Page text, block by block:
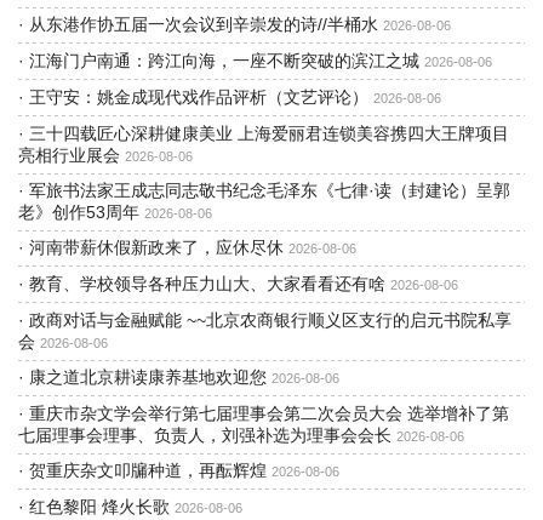
· 从东港作协五届一次会议到辛崇发的诗//半桶水 2026-08-06
· 江海门户南通：跨江向海，一座不断突破的滨江之城 2026-08-06
· 王守安：姚金成现代戏作品评析（文艺评论） 2026-08-06
· 三十四载匠心深耕健康美业 上海爱丽君连锁美容携四大王牌项目
亮相行业展会 2026-08-06
· 军旅书法家王成志同志敬书纪念毛泽东《七律·读（封建论）呈郭
老》创作53周年 2026-08-06
· 河南带薪休假新政来了，应休尽休 2026-08-06
· 教育、学校领导各种压力山大、大家看看还有啥 2026-08-06
· 政商对话与金融赋能 ~~北京农商银行顺义区支行的启元书院私享
会 2026-08-06
· 康之道北京耕读康养基地欢迎您 2026-08-06
· 重庆市杂文学会举行第七届理事会第二次会员大会 选举增补了第
七届理事会理事、负责人，刘强补选为理事会会长 2026-08-06
· 贺重庆杂文叩牖种道，再酝辉煌 2026-08-06
· 红色黎阳 烽火长歌 2026-08-06